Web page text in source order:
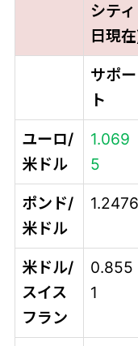
シテ
日現
サポー
ト
ユーロ/
米ドル
1.069
5
ポンド/
米ドル
1.2476
米ドル/
スイス
フラン
0.855
1